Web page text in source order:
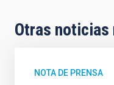
Otras
NOTA DE PRENSA